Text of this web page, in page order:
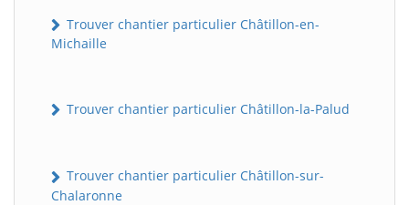
Trouver chantier particulier Châtillon-en-
Michaille
Trouver chantier particulier Châtillon-la-Palud
Trouver chantier particulier Châtillon-sur-
Chalaronne